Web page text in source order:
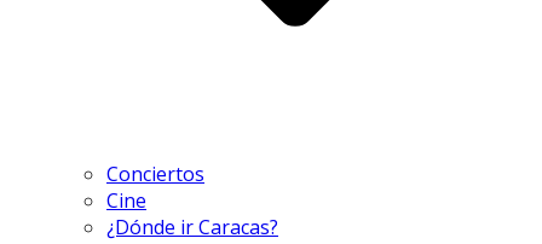
Conciertos
Cine
¿Dónde ir Caracas?